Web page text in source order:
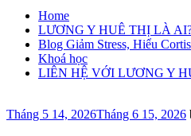
Home
LƯƠNG Y HUÊ THỊ LÀ
Blog Giảm Stress, Hiểu
Khoá học
LIÊN HỆ VỚI LƯƠNG Y
Đăng
Tháng 5 14, 2026Tháng 6 15, 2026